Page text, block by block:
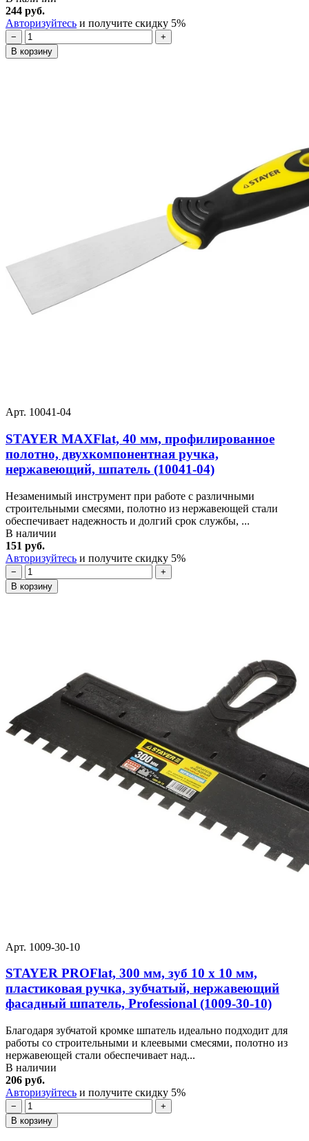
244 руб.
Авторизуйтесь и получите скидку 5%
−
+
В корзину
Арт. 10041-04
STAYER MAXFlat, 40 мм, профилированное
полотно, двухкомпонентная ручка,
нержавеющий, шпатель (10041-04)
Незаменимый инструмент при работе с различными
строительными смесями, полотно из нержавеющей стали
обеспечивает надежность и долгий срок службы, ...
В наличии
151 руб.
Авторизуйтесь и получите скидку 5%
−
+
В корзину
Арт. 1009-30-10
STAYER PROFlat, 300 мм, зуб 10 х 10 мм,
пластиковая ручка, зубчатый, нержавеющий
фасадный шпатель, Professional (1009-30-10)
Благодаря зубчатой кромке шпатель идеально подходит для
работы со строительными и клеевыми смесями, полотно из
нержавеющей стали обеспечивает над...
В наличии
206 руб.
Авторизуйтесь и получите скидку 5%
−
+
В корзину